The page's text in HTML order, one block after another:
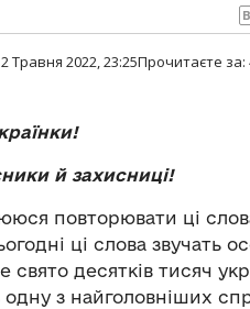
Травня 2022, 23:25Прочитаєте за:
йзахисниці!
повторювати ці
ці слова звучать
свято десятків тисяч
одну з найголовніших